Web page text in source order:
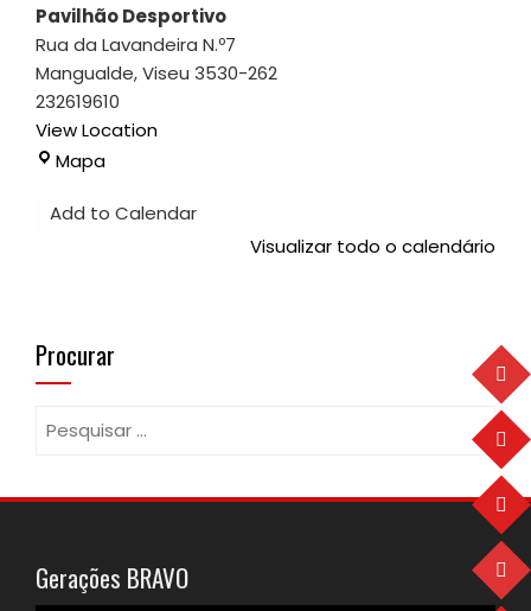
Pavilhão Desportivo
Rua da Lavandeira N.º7
Mangualde,Viseu 3530-262
232619610
View Location
MapaPavilhão
Add to Calendar
Visualizar todo o calendário
Procurar
Pesquisar
Gerações BRAVO